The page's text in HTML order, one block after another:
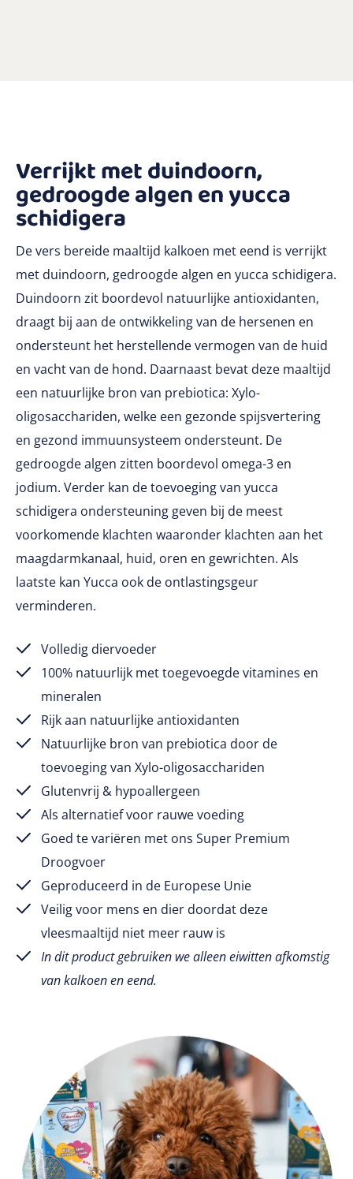
Verrijkt met duindoorn,
gedroogde algen en yucca
schidigera
De vers bereide maaltijd kalkoen met eend is verrijkt
met duindoorn, gedroogde algen en yucca schidigera.
Duindoorn zit boordevol natuurlijke antioxidanten,
draagt bij aan de ontwikkeling van de hersenen en
ondersteunt het herstellende vermogen van de huid
en vacht van de hond. Daarnaast bevat deze maaltijd
een natuurlijke bron van prebiotica: Xylo-
oligosacchariden, welke een gezonde spijsvertering
en gezond immuunsysteem ondersteunt. De
gedroogde algen zitten boordevol omega-3 en
jodium. Verder kan de toevoeging van yucca
schidigera ondersteuning geven bij de meest
voorkomende klachten waaronder klachten aan het
maagdarmkanaal, huid, oren en gewrichten. Als
laatste kan Yucca ook de ontlastingsgeur
verminderen.
Volledig diervoeder
100% natuurlijk met toegevoegde vitamines en
mineralen
Rijk aan natuurlijke antioxidanten
Natuurlijke bron van prebiotica door de
toevoeging van Xylo-oligosacchariden
Glutenvrij & hypoallergeen
Als alternatief voor rauwe voeding
Goed te variëren met ons Super Premium
Droogvoer
Geproduceerd in de Europese Unie
Veilig voor mens en dier doordat deze
vleesmaaltijd niet meer rauw is
In dit product gebruiken we alleen eiwitten afkomstig
van kalkoen en eend.